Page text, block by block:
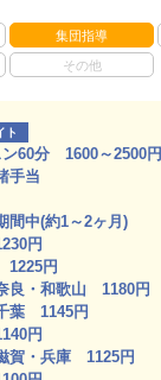
集団指導
その他
ト
ン60分 1600～2500円
手当
間中(約1～2ヶ月)
円
円
良・和歌山 1180円
葉 1145円
円
賀・兵庫 1125円